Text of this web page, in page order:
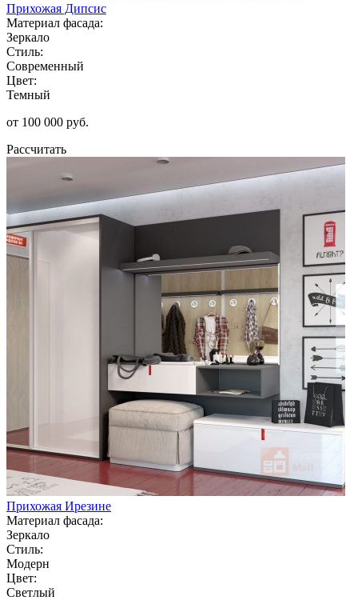
Прихожая Дипсис
Материал фасада:
Зеркало
Стиль:
Современный
Цвет:
Темный
от 100 000 руб.
Рассчитать
Прихожая Ирезине
Материал фасада:
Зеркало
Стиль:
Модерн
Цвет:
Светлый